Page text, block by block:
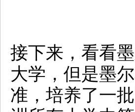
接下来，看看
大学，但是墨
准，培养了一